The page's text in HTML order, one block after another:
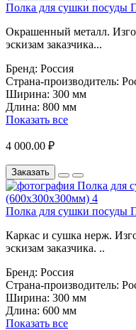
Полка для сушки посуды
Окрашенный металл.
эскизам заказчика...
Бренд: Россия
Страна-производитель:
Ширина: 300 мм
Длина: 800 мм
Показать все
4 000.00 ₽
Заказать
Полка для сушки посуды
Каркас и сушка нерж.
эскизам заказчика. ..
Бренд: Россия
Страна-производитель:
Ширина: 300 мм
Длина: 600 мм
Показать все